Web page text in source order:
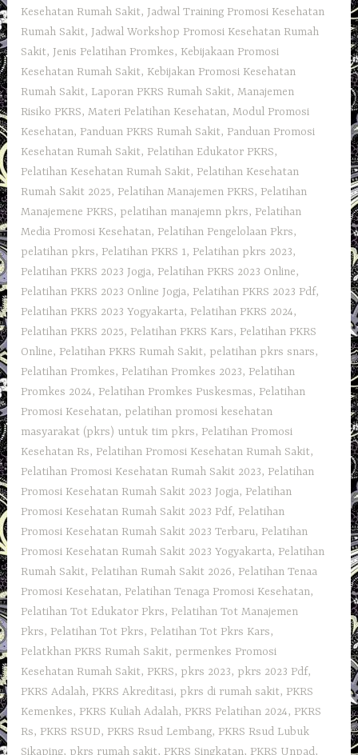
Kesehatan Rumah Sakit, Jadwal Training Promosi Kesehatan
Rumah Sakit, Jadwal Workshop Promosi Kesehatan Rumah
Sakit, Jenis Pelatihan Promkes, Kebijakaan Promosi
Kesehatan Rumah Sakit, Kebijakan Promosi Kesehatan
Rumah Sakit, Laporan PKRS Rumah Sakit,Manajemen
Risiko PKRS,Materi Pelatihan Kesehatan,Modul Promosi
Kesehatan, Panduan PKRS Rumah Sakit, Panduan Promosi
Kesehatan Rumah Sakit, Pelatihan Edukator PKRS,
Pelatihan Kesehatan Rumah Sakit, Pelatihan Kesehatan
Rumah Sakit 2025, Pelatihan Manajemen PKRS, Pelatihan
Manajemene PKRS, pelatihan manajemn pkrs, Pelatihan
Media Promosi Kesehatan, Pelatihan Pengelolaan Pkrs,
pelatihan pkrs, Pelatihan PKRS 1, Pelatihan pkrs 2023,
Pelatihan PKRS 2023 Jogja, Pelatihan PKRS 2023 Online,
Pelatihan PKRS 2023 Online Jogja, Pelatihan PKRS 2023 Pdf,
Pelatihan PKRS 2023 Yogyakarta, Pelatihan PKRS 2024,
Pelatihan PKRS 2025, Pelatihan PKRS Kars, Pelatihan PKRS
Online, Pelatihan PKRS Rumah Sakit, pelatihan pkrs snars,
Pelatihan Promkes, Pelatihan Promkes 2023, Pelatihan
Promkes 2024, Pelatihan Promkes Puskesmas, Pelatihan
Promosi Kesehatan, pelatihan promosi kesehatan
masyarakat (pkrs) untuk tim pkrs, Pelatihan Promosi
Kesehatan Rs, Pelatihan Promosi Kesehatan Rumah Sakit,
Pelatihan Promosi Kesehatan Rumah Sakit 2023, Pelatihan
Promosi Kesehatan Rumah Sakit 2023 Jogja, Pelatihan
Promosi Kesehatan Rumah Sakit 2023 Pdf, Pelatihan
Promosi Kesehatan Rumah Sakit 2023 Terbaru, Pelatihan
Promosi Kesehatan Rumah Sakit 2023 Yogyakarta, Pelatihan
Rumah Sakit, Pelatihan Rumah Sakit 2026, Pelatihan Tenaa
Promosi Kesehatan, Pelatihan Tenaga Promosi Kesehatan,
Pelatihan Tot Edukator Pkrs, Pelatihan Tot Manajemen
Pkrs, Pelatihan Tot Pkrs, Pelatihan Tot Pkrs Kars,
Pelatkhan PKRS Rumah Sakit, permenkes Promosi
Kesehatan Rumah Sakit, PKRS, pkrs 2023, pkrs 2023 Pdf,
PKRS Adalah, PKRS Akreditasi, pkrs di rumah sakit, PKRS
Kemenkes, PKRS Kuliah Adalah, PKRS Pelatihan 2024, PKRS
Rs, PKRS RSUD, PKRS Rsud Lembang, PKRS Rsud Lubuk
Sikaping, pkrs rumah sakit, PKRS Singkatan, PKRS Unpad,